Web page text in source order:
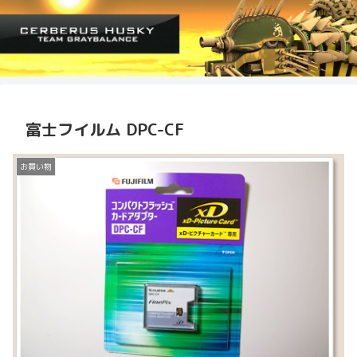
富士フイルム DPC-CF
お買い物